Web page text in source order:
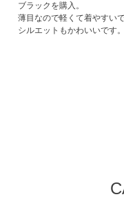
ブラックを購入。
薄目なので軽くて着やすいで
シルエットもかわいいです。